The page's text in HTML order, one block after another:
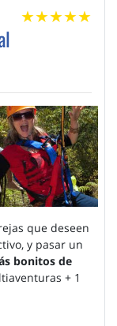
★★★★★
que deseen
y pasar un
bonitos de
+ 1